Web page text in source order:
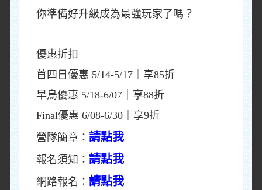
你準備好升級成為最強玩家了嗎？
優惠折扣
首四日優惠 5/14-5/17｜享85折
早鳥優惠 5/18-6/07｜享88折
Final優惠 6/08-6/30｜享9折
營隊簡章： 請點我
報名須知： 請點我
網路報名： 請點我